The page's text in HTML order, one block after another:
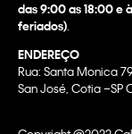
das 9:00 as 18:00 e
feriados)
ENDEREÇO
Rua: Santa Monica
San José, Cotia –SP